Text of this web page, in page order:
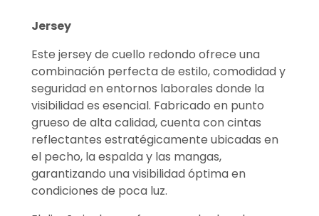
Jersey
Este jersey de cuello redondo ofrece una
combinación perfecta de estilo, comodidad y
seguridad en entornos laborales donde la
visibilidad es esencial. Fabricado en punto
grueso de alta calidad, cuenta con cintas
reflectantes estratégicamente ubicadas en
el pecho, la espalda y las mangas,
garantizando una visibilidad óptima en
condiciones de poca luz.